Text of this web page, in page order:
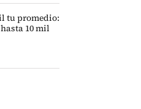
tu promedio:
10 mil